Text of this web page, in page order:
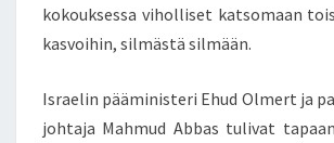
V
Ä
M
E
kokouksessa viholliset katsomaan
kasvoihin, silmästä silmään.
Israelin pääministeri Ehud Olmert ja
johtaja Mahmud Abbas tulivat